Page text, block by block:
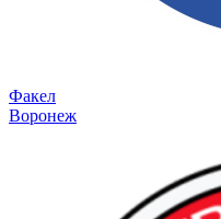
Факел
Воронеж